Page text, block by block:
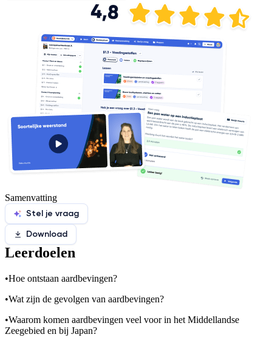
Samenvatting
Stel je vraag
Download
Leerdoelen
•Hoe ontstaan aardbevingen?
•Wat zijn de gevolgen van aardbevingen?
•Waarom komen aardbevingen veel voor in het Middellandse
Zeegebied en bij Japan?